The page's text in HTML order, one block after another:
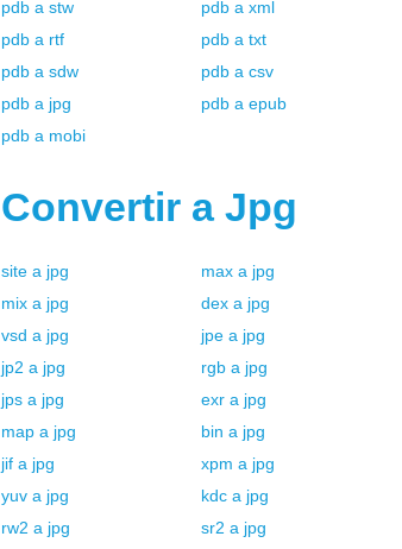
pdb a stw pdb a xml
pdb a rtf pdb a txt
pdb a sdw pdb a csv
pdb a jpg pdb a epub
pdb a mobi
Convertir a Jpg
site a jpg max a jpg
mix a jpg dex a jpg
vsd a jpg jpe a jpg
jp2 a jpg rgb a jpg
jps a jpg exr a jpg
map a jpg bin a jpg
jif a jpg xpm a jpg
yuv a jpg kdc a jpg
rw2 a jpg sr2 a jpg